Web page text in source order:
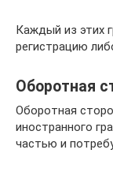
Каждый из этих
регистрацию
Оборотная
Оборотная
иностранного
частью и